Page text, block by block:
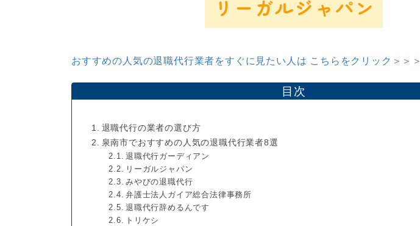
おすすめの人気の退職代行業者をすぐに見たい人は こちらをクリック＞＞＞
目次
退職代行の業者の選び方
泉南市でおすすめの人気の退職代行業者8選
退職代行ガーディアン
リーガルジャパン
みやびの退職代行
弁護士法人ガイア総合法律事務所
退職代行辞めるんです
トリケシ